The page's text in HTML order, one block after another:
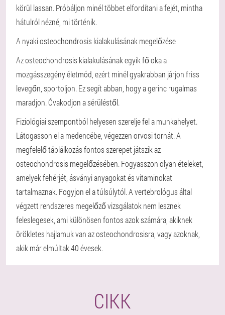
körül lassan. Próbáljon minél többet elfordítani a fejét, mintha
hátulról nézné, mi történik.
A nyaki osteochondrosis kialakulásának megelőzése
Az osteochondrosis kialakulásának egyik fő oka a
mozgásszegény életmód, ezért minél gyakrabban járjon friss
levegőn, sportoljon. Ez segít abban, hogy a gerinc rugalmas
maradjon. Óvakodjon a sérüléstől.
Fiziológiai szempontból helyesen szerelje fel a munkahelyet.
Látogasson el a medencébe, végezzen orvosi tornát. A
megfelelő táplálkozás fontos szerepet játszik az
osteochondrosis megelőzésében. Fogyasszon olyan ételeket,
amelyek fehérjét, ásványi anyagokat és vitaminokat
tartalmaznak. Fogyjon el a túlsúlytól. A vertebrológus által
végzett rendszeres megelőző vizsgálatok nem lesznek
feleslegesek, ami különösen fontos azok számára, akiknek
örökletes hajlamuk van az osteochondrosisra, vagy azoknak,
akik már elmúltak 40 évesek.
CIKK